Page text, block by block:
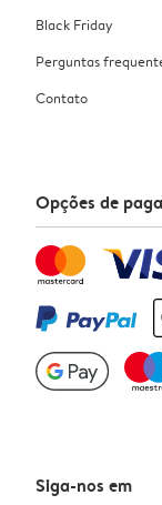
Black Friday
Perguntas
Contato
Opções de
Siga-nos em